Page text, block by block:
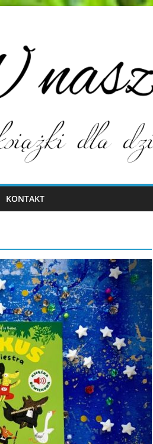
KONTAKT